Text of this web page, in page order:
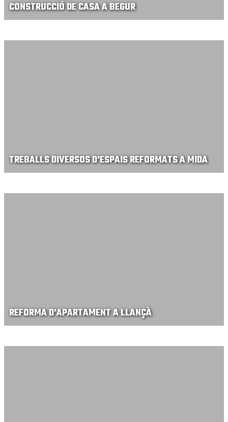
CONSTRUCCIÓ DE CASA A BEGUR
TREBALLS DIVERSOS D'ESPAIS REFORMATS A MIDA
REFORMA D'APARTAMENT A LLANÇÀ